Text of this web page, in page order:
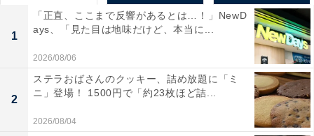
抹茶フラペチーノはファンが多い人気商品ですが、今回
の期間限定のフラペチーノはひと味違います。3種類の
抹茶に玄米茶もプラス。さらに、もちの食感を加えたこ
とで、甘み・ほろ苦さ・香ばしさが溶け合ったフラペチ
1
「正直、ここまで反響があるとは…！」NewD
ays、「見た目は地味だけど、本当に...
2026/08/06
2
ステラおばさんのクッキー、詰め放題に「ミ
ニ」登場！ 1500円で「約23枚ほど詰...
2026/08/04